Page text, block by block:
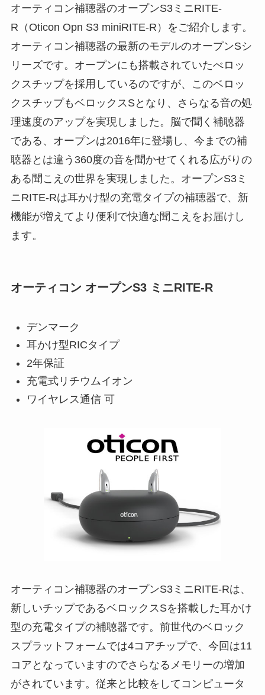
オーティコン補聴器のオープンS3ミニRITE-
R（Oticon Opn S3 miniRITE-R）をご紹介します。
オーティコン補聴器の最新のモデルのオープンSシ
リーズです。オープンにも搭載されていたべロッ
クスチップを採用しているのですが、このベロッ
クスチップもベロックスSとなり、さらなる音の処
理速度のアップを実現しました。脳で聞く補聴器
である、オープンは2016年に登場し、今までの補
聴器とは違う360度の音を聞かせてくれる広がりの
ある聞こえの世界を実現しました。オープンS3ミ
ニRITE-Rは耳かけ型の充電タイプの補聴器で、新
機能が増えてより便利で快適な聞こえをお届けし
ます。
オーティコン オープンS3 ミニRITE-R
デンマーク
耳かけ型RICタイプ
2年保証
充電式リチウムイオン
ワイヤレス通信 可
オーティコン補聴器のオープンS3ミニRITE-Rは、
新しいチップであるベロックスSを搭載した耳かけ
型の充電タイプの補聴器です。前世代のベロック
スプラットフォームでは4コアチップで、今回は11
コアとなっていますのでさらなるメモリーの増加
がされています。従来と比較をしてコンピュータ